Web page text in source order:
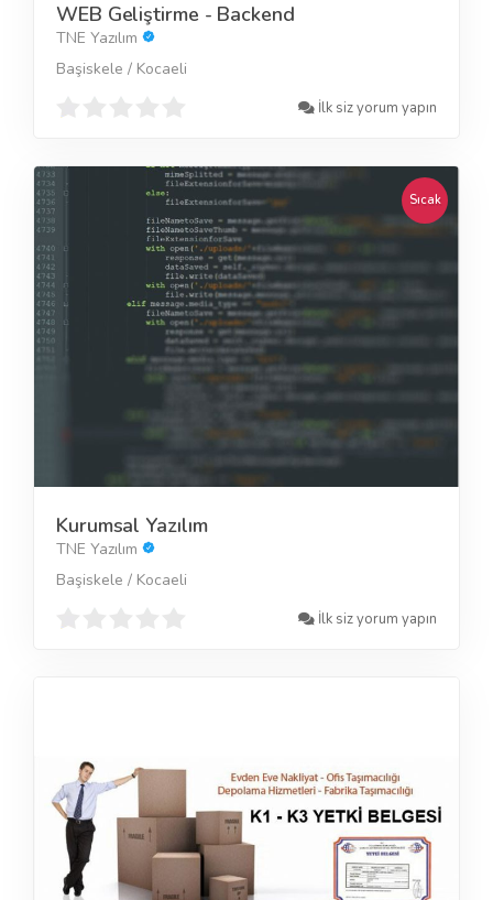
WEB Geliştirme - Backend
TNE Yazılım
Başiskele / Kocaeli
İlk siz yorum yapın
Sıcak
Kurumsal Yazılım
TNE Yazılım
Başiskele / Kocaeli
İlk siz yorum yapın